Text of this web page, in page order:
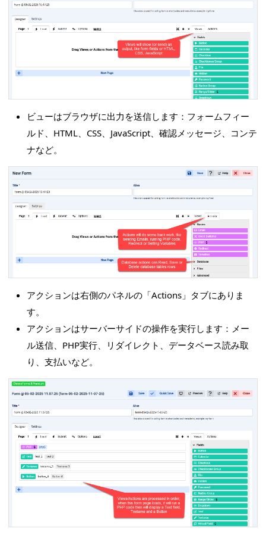
ビューはブラウザに出力を送信します：フォームフィー
ルド、HTML、CSS、JavaScript、確認メッセージ、コンテ
ナなど。
アクションは右側のパネルの「Actions」タブにありま
す。
アクションはサーバーサイドの操作を実行します：メー
ル送信、PHP実行、リダイレクト、データベース読み取
り、支払いなど。